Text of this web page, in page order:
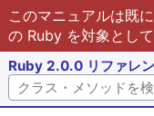
このマニュアルは既
の Ruby を対象とし
Ruby 2.0.0 リファレ